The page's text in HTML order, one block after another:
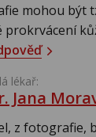
mohou být
lékař:
Jana
z fotografie,